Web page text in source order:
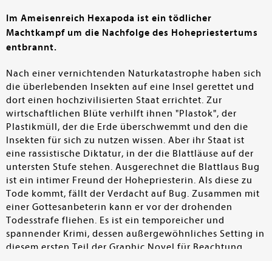
Im Ameisenreich Hexapoda ist ein tödlicher
Machtkampf um die Nachfolge des Hohepriestertums
entbrannt.
Nach einer vernichtenden Naturkatastrophe haben sich
die überlebenden Insekten auf eine Insel gerettet und
dort einen hochzivilisierten Staat errichtet. Zur
wirtschaftlichen Blüte verhilft ihnen "Plastok", der
Plastikmüll, der die Erde überschwemmt und den die
Insekten für sich zu nutzen wissen. Aber ihr Staat ist
eine rassistische Diktatur, in der die Blattläuse auf der
untersten Stufe stehen. Ausgerechnet die Blattlaus Bug
ist ein intimer Freund der Hohepriesterin. Als diese zu
Tode kommt, fällt der Verdacht auf Bug. Zusammen mit
einer Gottesanbeterin kann er vor der drohenden
Todesstrafe fliehen. Es ist ein temporeicher und
spannender Krimi, dessen außergewöhnliches Setting in
diesem ersten Teil der Graphic Novel für Beachtung